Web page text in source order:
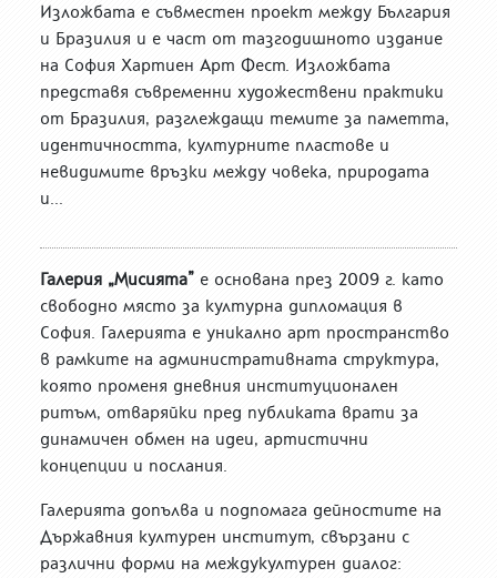
Изложбата е съвместен проект между България
и Бразилия и е част от тазгодишното издание
на София Хартиен Арт Фест. Изложбата
представя съвременни художествени практики
от Бразилия, разглеждащи темите за паметта,
идентичността, културните пластове и
невидимите връзки между човека, природата
и...
Галерия „Мисията” е основана през 2009 г. като
свободно място за културна дипломация в
София. Галерията е уникално арт пространство
в рамките на административната структура,
която променя дневния институционален
ритъм, отваряйки пред публиката врати за
динамичен обмен на идеи, артистични
концепции и послания.
Галерията допълва и подпомага дейностите на
Държавния културен институт, свързани с
различни форми на междукултурен диалог: